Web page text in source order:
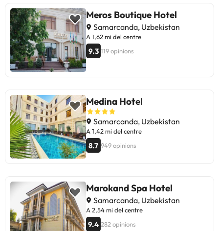
Meros Boutique Hotel
Samarcanda, Uzbekistan
A 1,62 mi del centre
9.3 119 opinions
Medina Hotel
Samarcanda, Uzbekistan
A 1,42 mi del centre
8.7 949 opinions
Marokand Spa Hotel
Samarcanda, Uzbekistan
A 2,54 mi del centre
9.4 282 opinions